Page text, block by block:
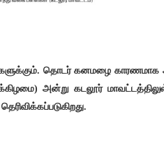
தொடர் கனமழை காரணமாக
அன்று கடலூர்